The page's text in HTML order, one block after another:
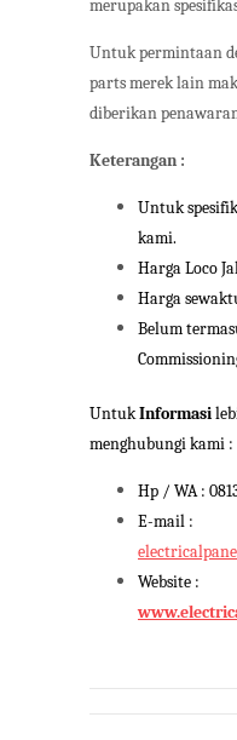
merupakan
Untuk permintaan
parts merek lain
diberikan
Keterangan :
Untuk
kami.
Harga Loco
Harga
Belum
UntukInformasi
menghubungi kami :
Hp / WA :
E-mail :
Website :